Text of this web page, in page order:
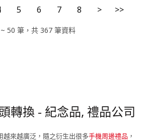
5 6 7 8 > >>
50 筆，共 367 筆資料
轉換 - 紀念品, 禮品公司
越來越廣泛，隨之衍生出很多手機周邊禮品 ，